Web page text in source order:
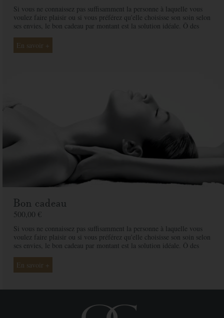
Si vous ne connaissez pas suffisamment la personne à laquelle vous
voulez faire plaisir ou si vous préférez qu'elle choisisse son soin selon
ses envies, le bon cadeau par montant est la solution idéale. Ô des
proche et ainsi rendre ce moment exceptionnel.
En savoir +
Bon cadeau
500,00 €
Si vous ne connaissez pas suffisamment la personne à laquelle vous
voulez faire plaisir ou si vous préférez qu'elle choisisse son soin selon
ses envies, le bon cadeau par montant est la solution idéale. Ô des
proche et ainsi rendre ce moment exceptionnel.
En savoir +